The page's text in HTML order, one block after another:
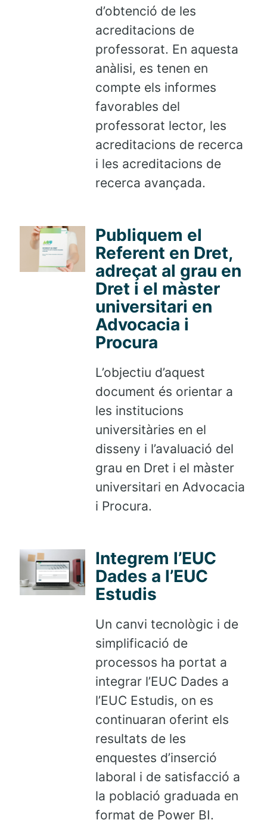
d’obtenció de les
acreditacions de
professorat. En aquesta
anàlisi, es tenen en
compte els informes
favorables del
professorat lector, les
acreditacions de recerca
i les acreditacions de
recerca avançada.
Publiquem el
Referent en Dret,
adreçat al grau en
Dret i el màster
universitari en
Advocacia i
Procura
L’objectiu d’aquest
document és orientar a
les institucions
universitàries en el
disseny i l’avaluació del
grau en Dret i el màster
universitari en Advocacia
i Procura.
Integrem l’EUC
Dades a l’EUC
Estudis
Un canvi tecnològic i de
simplificació de
processos ha portat a
integrar l’EUC Dades a
l’EUC Estudis, on es
continuaran oferint els
resultats de les
enquestes d’inserció
laboral i de satisfacció a
la població graduada en
format de Power BI.